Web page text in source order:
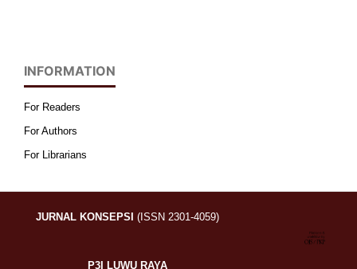
INFORMATION
For Readers
For Authors
For Librarians
JURNAL KONSEPSI (ISSN 2301-4059)
P3I LUWU RAYA